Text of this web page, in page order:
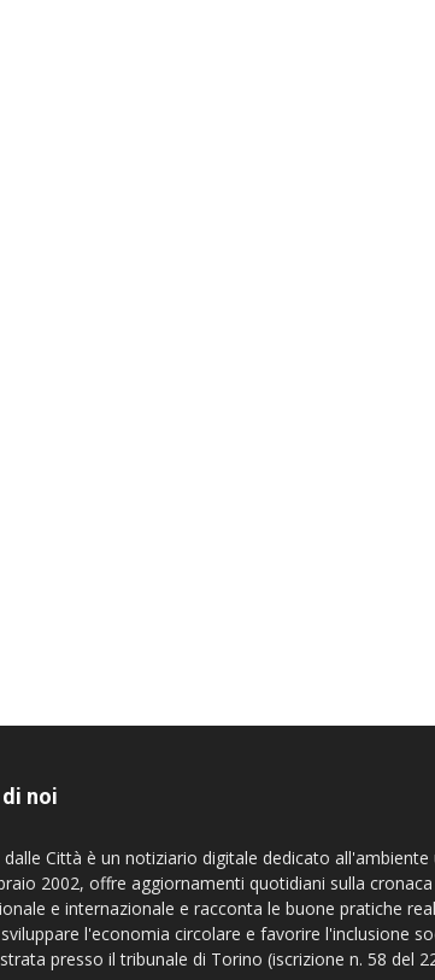
di noi
dalle Città è un notiziario digitale dedicato
2002, offre aggiornamenti quotidiani sulla
e internazionale e racconta le buone pratiche
l'economia circolare e favorire l'inclusione
presso il tribunale di Torino (iscrizione n. 58 del